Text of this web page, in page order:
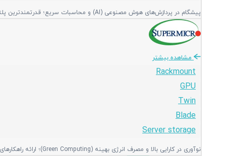
پیشگام در پردازش‌های هوش مصنوعی (AI) و محاسبات سریع؛ قدرتمندترین پلتفرم‌های گرافیکی و پردازشی جهان برای دیتاسنترهای مدرن و پیشرفته.
مشاهده بیشتر
Rackmount
GPU
Twin
Blade
Server storage
نوآوری در کارایی بالا و مصرف انرژی بهینه (Green Computing)؛ ارائه راهکارهای منعطف و ماژولار با بالاترین تراکم پردازشی در فضای رک.